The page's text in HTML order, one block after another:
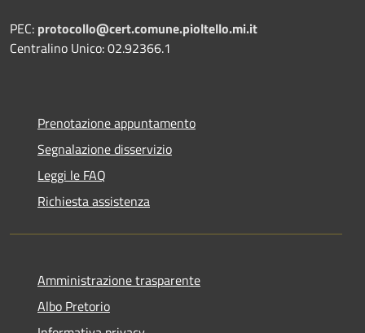
PEC: protocollo@cert.comune.pioltello.mi.it
Centralino Unico: 02.92366.1
Prenotazione appuntamento
Segnalazione disservizio
Leggi le FAQ
Richiesta assistenza
Amministrazione trasparente
Albo Pretorio